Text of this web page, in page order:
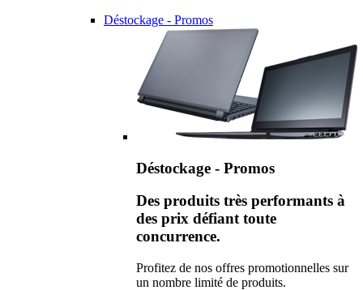
Déstockage - Promos
Déstockage - Promos
Des produits très performants à
des prix défiant toute
concurrence.
Profitez de nos offres promotionnelles sur
un nombre limité de produits.